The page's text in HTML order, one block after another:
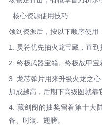
核心资源使用技巧
领到资源后，按以下顺序使用：
1. 灵符优先抽火龙宝藏，直到
2. 终极武器宝箱、终极战甲宝
3. 龙芯弹片用来升级火龙之
加成越高，后期下高级图就靠
4. 藏剑阁的抽奖留着第十大
备、时装、翅膀。